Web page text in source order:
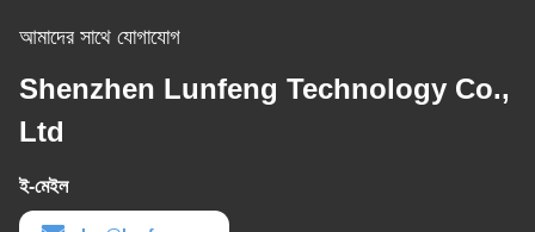
আমাদের সাথে যোগাযোগ
Shenzhen Lunfeng Technology Co.,
Ltd
ই-মেইল